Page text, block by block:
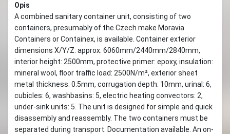
Opis
A combined sanitary container unit, consisting of two
containers, presumably of the Czech make Moravia
Containers or Containex, is available. Container exterior
dimensions X/Y/Z: approx. 6060mm/2440mm/2840mm,
interior height: 2500mm, protective primer: epoxy, insulation:
mineral wool, floor traffic load: 2500N/m², exterior sheet
metal thickness: 0.5mm, corrugation depth: 10mm, urinal: 6,
cubicles: 6, washbasins: 5, electric heating convectors: 2,
under-sink units: 5. The unit is designed for simple and quick
disassembly and reassembly. The two containers must be
separated during transport. Documentation available. An on-